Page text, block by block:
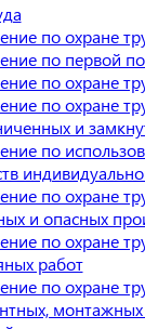
по охране
по первой
по охране
по охране
и
по
по охране
и опасных
по охране
работ
по охране